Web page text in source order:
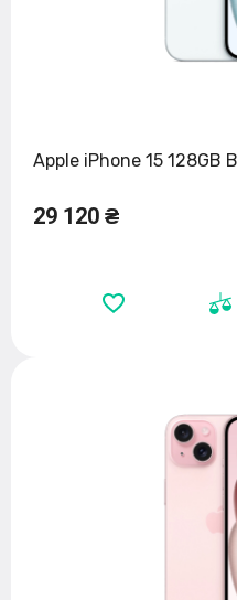
Apple iPhone 15 128GB
29 120 ₴